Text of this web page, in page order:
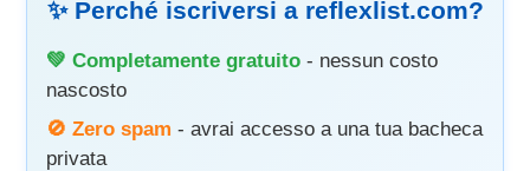
✨ Perché iscriversi a reflexlist.com?
💚 Completamente gratuito - nessun costo
nascosto
🚫 Zero spam - avrai accesso a una tua bacheca
privata